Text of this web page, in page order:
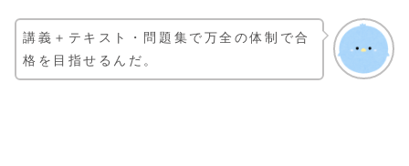
講義＋テキスト・問題集で万全の体制で合
格を目指せるんだ。